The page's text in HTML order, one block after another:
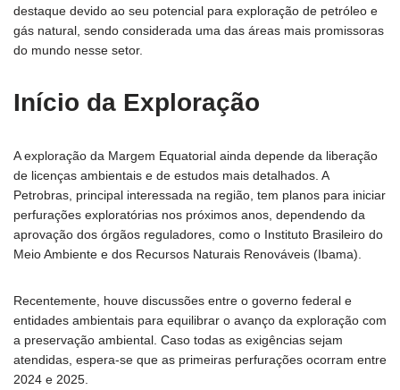
destaque devido ao seu potencial para exploração de petróleo e
gás natural, sendo considerada uma das áreas mais promissoras
do mundo nesse setor.
Início da Exploração
A exploração da Margem Equatorial ainda depende da liberação
de licenças ambientais e de estudos mais detalhados. A
Petrobras, principal interessada na região, tem planos para iniciar
perfurações exploratórias nos próximos anos, dependendo da
aprovação dos órgãos reguladores, como o Instituto Brasileiro do
Meio Ambiente e dos Recursos Naturais Renováveis (Ibama).
Recentemente, houve discussões entre o governo federal e
entidades ambientais para equilibrar o avanço da exploração com
a preservação ambiental. Caso todas as exigências sejam
atendidas, espera-se que as primeiras perfurações ocorram entre
2024 e 2025.